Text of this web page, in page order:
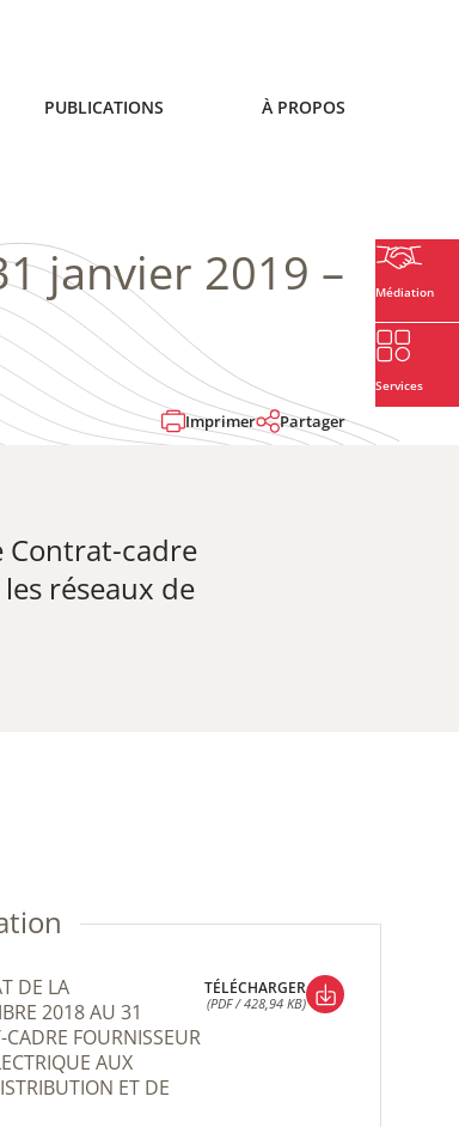
PUBLICATIONS À PROPOS
Médiation
Services
janvier 2019 –
Imprimer Partager
Contrat-cadre
réseaux de
2018 AU 31
FOURNISSEUR
AUX
ET DE
TÉLÉCHARGER
(PDF / 428,94 KB)